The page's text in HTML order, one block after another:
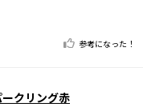
参考になった！
クリング赤